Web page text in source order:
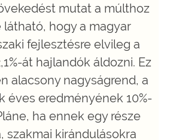
mutat a múlthoz
hogy a magyar
fejlesztésre elvileg a
át hajlandók áldozni. Ez
alacsony nagyságrend, a
éves eredményének 10%-
ha ennek egy része
szakmai kirándulásokra